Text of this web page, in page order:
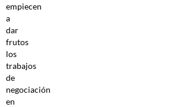
empiecen
a
dar
frutos
los
trabajos
de
negociación
en